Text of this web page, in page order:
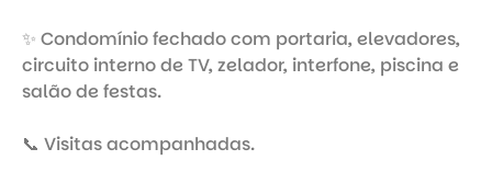
✨ Condomínio fechado com portaria, elevadores,
circuito interno de TV, zelador, interfone, piscina e
salão de festas.
📞 Visitas acompanhadas.